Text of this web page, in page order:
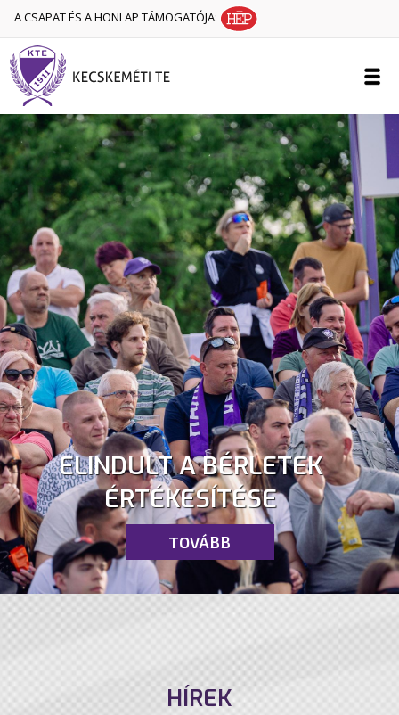
A CSAPAT ÉS A HONLAP TÁMOGATÓJA:
ELINDULT A BÉRLETEK
ÉRTÉKESÍTÉSE
TOVÁBB
HÍREK